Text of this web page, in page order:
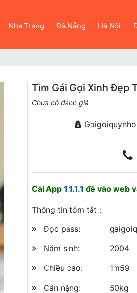
Nha Trang Đà Nẵng Hà Nội
Tìm Gái Gọi Xinh Đẹp
Chưa có đánh giá
Cài App 1.1.1.1 để vào web
Thông tin tóm tắt :
Đọc pass:
Năm sinh:
2004
Chiều cao:
1m59
Cân nặng:
50kg